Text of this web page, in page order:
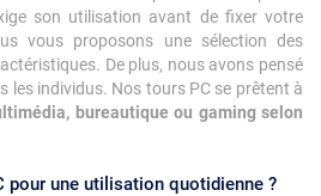
son utilisation avant de fixer votre
vous proposons une sélection des
De plus, nous avons pensé
les individus. Nos tours PC se prêtent à
bureautique ou gaming selon
pour une utilisation quotidienne ?